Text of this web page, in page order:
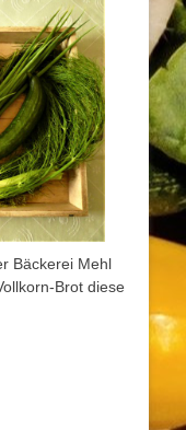
Bäckerei Mehl
Brot diese